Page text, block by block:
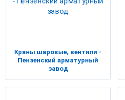
Краны шаровые, вентили -
Пензенский арматурный
завод